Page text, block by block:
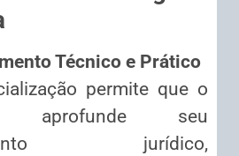
Técnico e Prático
permite que o
aprofunde seu
jurídico,